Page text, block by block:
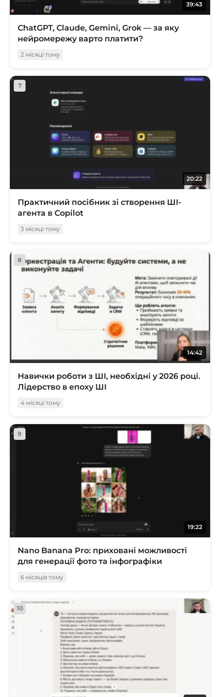
39:43
ChatGPT, Claude, Gemini, Grok — за яку
нейромережу варто платити?
2 місяці тому
7
20:22
Практичний посібник зі створення ШІ-
агента в Copilot
3 місяці тому
8
14:42
Навички роботи з ШІ, необхідні у 2026 році.
Лідерство в епоху ШІ
4 місяці тому
9
19:22
Nano Banana Pro: приховані можливості
для генерації фото та інфографіки
6 місяців тому
10